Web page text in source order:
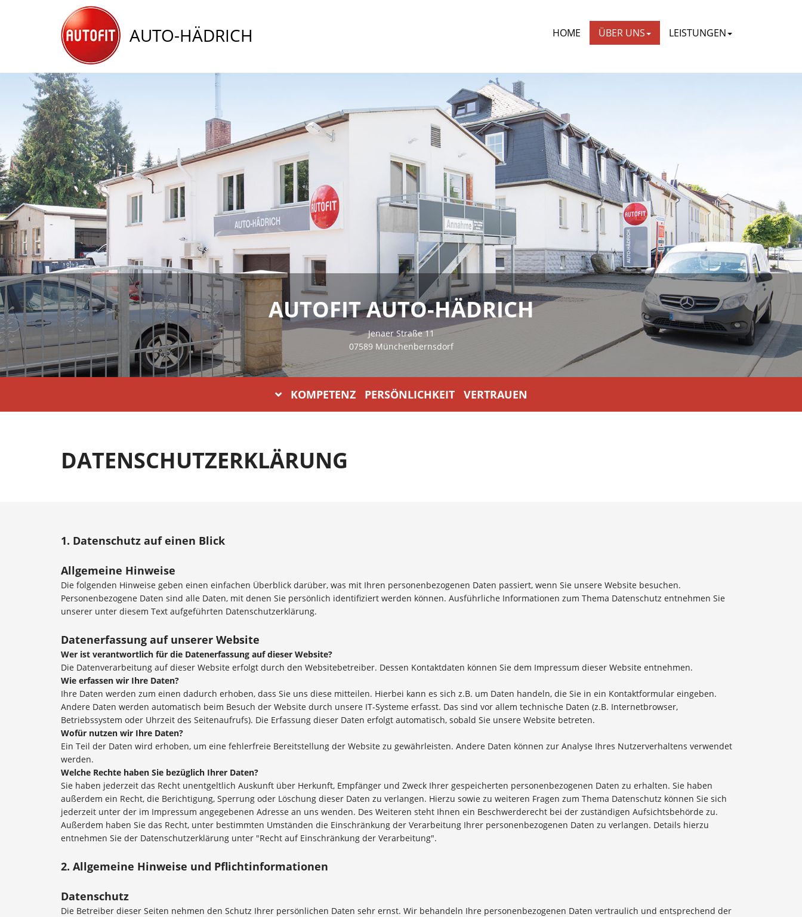
AUTO-HÄDRICH HOME ÜBER UNS LEISTUNGEN
AUTOFIT AUTO-HÄDRICH
Jenaer Straße 11
07589 Münchenbernsdorf
KOMPETENZ PERSÖNLICHKEIT VERTRAUEN
DATENSCHUTZERKLÄRUNG
1. Datenschutz auf einen Blick
Allgemeine Hinweise
Die folgenden Hinweise geben einen einfachen Überblick darüber, was mit Ihren personenbezogenen Daten passiert, wenn Sie unsere Website besuchen.
Personenbezogene Daten sind alle Daten, mit denen Sie persönlich identifiziert werden können. Ausführliche Informationen zum Thema Datenschutz entnehmen Sie
unserer unter diesem Text aufgeführten Datenschutzerklärung.
Datenerfassung auf unserer Website
Wer ist verantwortlich für die Datenerfassung auf dieser Website?
Die Datenverarbeitung auf dieser Website erfolgt durch den Websitebetreiber. Dessen Kontaktdaten können Sie dem Impressum dieser Website entnehmen.
Wie erfassen wir Ihre Daten?
Ihre Daten werden zum einen dadurch erhoben, dass Sie uns diese mitteilen. Hierbei kann es sich z.B. um Daten handeln, die Sie in ein Kontaktformular eingeben.
Andere Daten werden automatisch beim Besuch der Website durch unsere IT-Systeme erfasst. Das sind vor allem technische Daten (z.B. Internetbrowser,
Betriebssystem oder Uhrzeit des Seitenaufrufs). Die Erfassung dieser Daten erfolgt automatisch, sobald Sie unsere Website betreten.
Wofür nutzen wir Ihre Daten?
Ein Teil der Daten wird erhoben, um eine fehlerfreie Bereitstellung der Website zu gewährleisten. Andere Daten können zur Analyse Ihres Nutzerverhaltens verwendet
werden.
Welche Rechte haben Sie bezüglich Ihrer Daten?
Sie haben jederzeit das Recht unentgeltlich Auskunft über Herkunft, Empfänger und Zweck Ihrer gespeicherten personenbezogenen Daten zu erhalten. Sie haben
außerdem ein Recht, die Berichtigung, Sperrung oder Löschung dieser Daten zu verlangen. Hierzu sowie zu weiteren Fragen zum Thema Datenschutz können Sie sich
jederzeit unter der im Impressum angegebenen Adresse an uns wenden. Des Weiteren steht Ihnen ein Beschwerderecht bei der zuständigen Aufsichtsbehörde zu.
Außerdem haben Sie das Recht, unter bestimmten Umständen die Einschränkung der Verarbeitung Ihrer personenbezogenen Daten zu verlangen. Details hierzu
entnehmen Sie der Datenschutzerklärung unter "Recht auf Einschränkung der Verarbeitung".
2. Allgemeine Hinweise und Pflichtinformationen
Datenschutz
Die Betreiber dieser Seiten nehmen den Schutz Ihrer persönlichen Daten sehr ernst. Wir behandeln Ihre personenbezogenen Daten vertraulich und entsprechend der